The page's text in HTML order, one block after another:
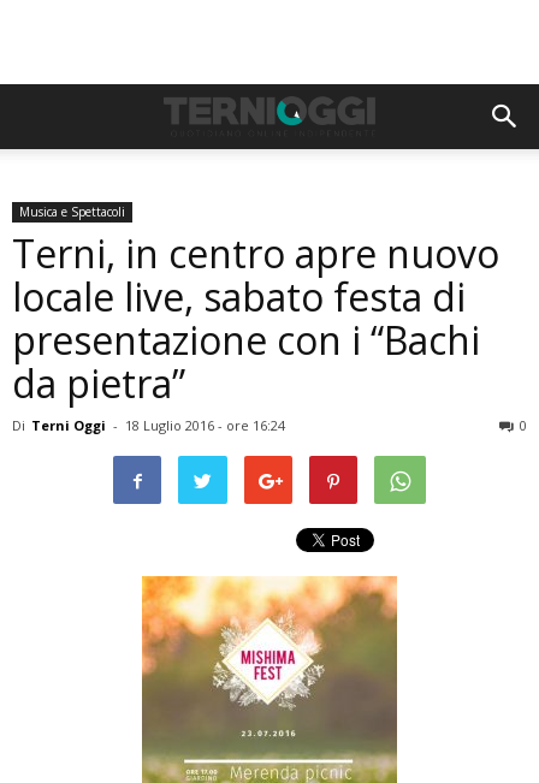
Musica e Spettacoli
Terni, in centro apre nuovo
locale live, sabato festa di
presentazione con i “Bachi
da pietra”
Di Terni Oggi - 18 Luglio 2016 - ore 16:24 0